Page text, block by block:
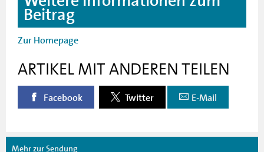
Beitrag
Zur Homepage
ARTIKEL MIT ANDEREN TEILEN
Facebook Twitter E-Mail
Mehr zur Sendung